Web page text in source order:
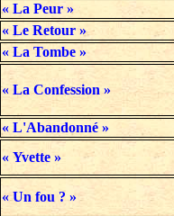
« La Peur »
« Le Retour »
« La Tombe »
« La Confession »
« L'Abandonné »
« Yvette »
« Un fou ? »